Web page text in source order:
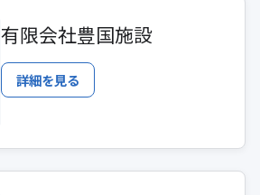
有限会社豊国施設
詳細を見る